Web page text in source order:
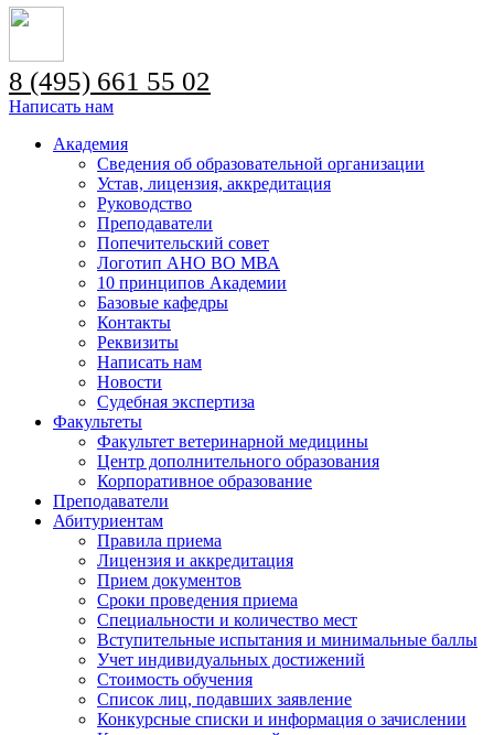
8 (495) 661 55 02
Написать нам
Академия
Сведения об образовательной организации
Устав, лицензия, аккредитация
Руководство
Преподаватели
Попечительский совет
Логотип АНО ВО МВА
10 принципов Академии
Базовые кафедры
Контакты
Реквизиты
Написать нам
Новости
Судебная экспертиза
Факультеты
Факультет ветеринарной медицины
Центр дополнительного образования
Корпоративное образование
Преподаватели
Абитуриентам
Правила приема
Лицензия и аккредитация
Прием документов
Сроки проведения приема
Специальности и количество мест
Вступительные испытания и минимальные баллы
Учет индивидуальных достижений
Стоимость обучения
Список лиц, подавших заявление
Конкурсные списки и информация о зачислении